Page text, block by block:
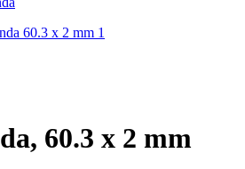
60.3 x 2 mm